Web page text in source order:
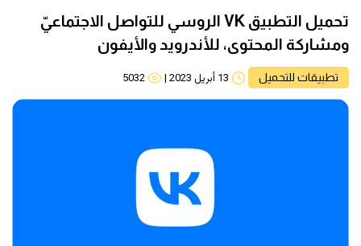
تحميل التطبيق VK الروسي للتواصل الاجتماعيّ
ومشاركة المحتوى، للأندرويد والأيفون
تطبيقات للتحميل 13 أبريل 2023 |
5032